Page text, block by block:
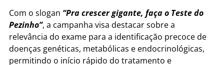
Com o slogan “Pra crescer gigante, faça o Teste do
Pezinho”, a campanha visa destacar sobre a
relevância do exame para a identificação precoce de
doenças genéticas, metabólicas e endocrinológicas,
permitindo o início rápido do tratamento e